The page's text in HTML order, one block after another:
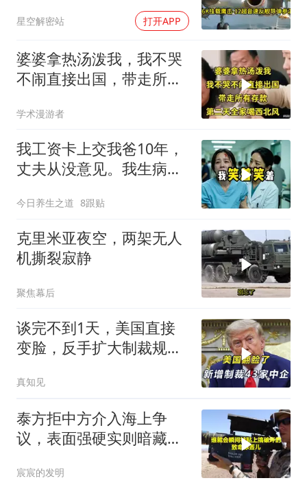
星空解密站 打开APP
婆婆拿热汤泼我，我不哭
不闹直接出国，带走所有
学术漫游者
我工资卡上交我爸10年，
丈夫从没意见。我生病住
今日养生之道 8跟贴
克里米亚夜空，两架无人
机撕裂寂静
聚焦幕后
谈完不到1天，美国直接
变脸，反手扩大制裁规
真知见
泰方拒中方介入海上争
议，表面强硬实则暗藏玄
宸宸的发明